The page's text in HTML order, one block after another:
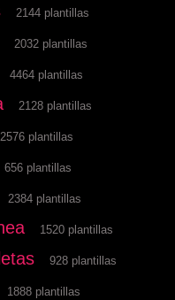
2144 plantillas
2032 plantillas
4464 plantillas
2128 plantillas
2576 plantillas
656 plantillas
2384 plantillas
1520 plantillas
928 plantillas
1888 plantillas